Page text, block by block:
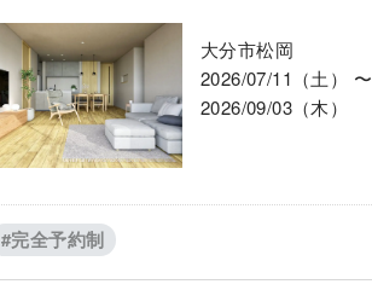
大分市松岡
2026/07/11（土） 〜
2026/09/03（木）
#完全予約制